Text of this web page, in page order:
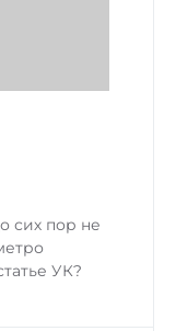
сих пор не
УК?